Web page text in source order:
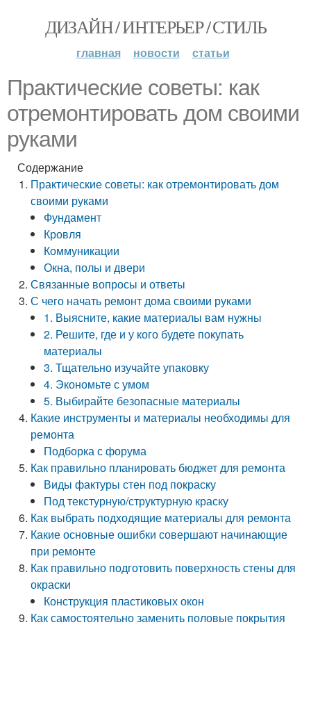
ДИЗАЙН / ИНТЕРЬЕР / СТИЛЬ
главная новости статьи
Практические советы: как
отремонтировать дом своими
руками
Содержание
Практические советы: как отремонтировать дом
своими руками
Фундамент
Кровля
Коммуникации
Окна, полы и двери
Связанные вопросы и ответы
С чего начать ремонт дома своими руками
1. Выясните, какие материалы вам нужны
2. Решите, где и у кого будете покупать
материалы
3. Тщательно изучайте упаковку
4. Экономьте с умом
5. Выбирайте безопасные материалы
Какие инструменты и материалы необходимы для
ремонта
Подборка с форума
Как правильно планировать бюджет для ремонта
Виды фактуры стен под покраску
Под текстурную/структурную краску
Как выбрать подходящие материалы для ремонта
Какие основные ошибки совершают начинающие
при ремонте
Как правильно подготовить поверхность стены для
окраски
Конструкция пластиковых окон
Как самостоятельно заменить половые покрытия